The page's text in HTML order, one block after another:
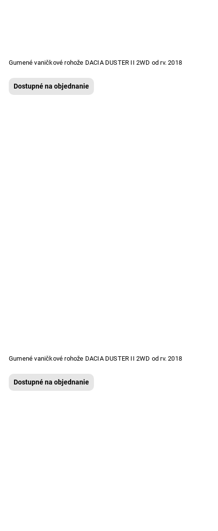
Gumené vaničkové rohože DACIA DUSTER II 2WD od rv. 2018
Dostupné na objednanie
Gumené vaničkové rohože DACIA DUSTER II 2WD od rv. 2018
Dostupné na objednanie